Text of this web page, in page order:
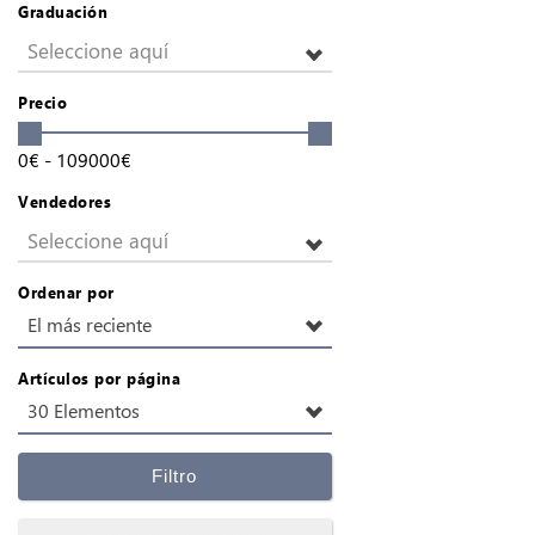
Graduación
Seleccione aquí
Precio
0€ - 109000€
Vendedores
Seleccione aquí
Ordenar por
El más reciente
Artículos por página
30 Elementos
Filtro